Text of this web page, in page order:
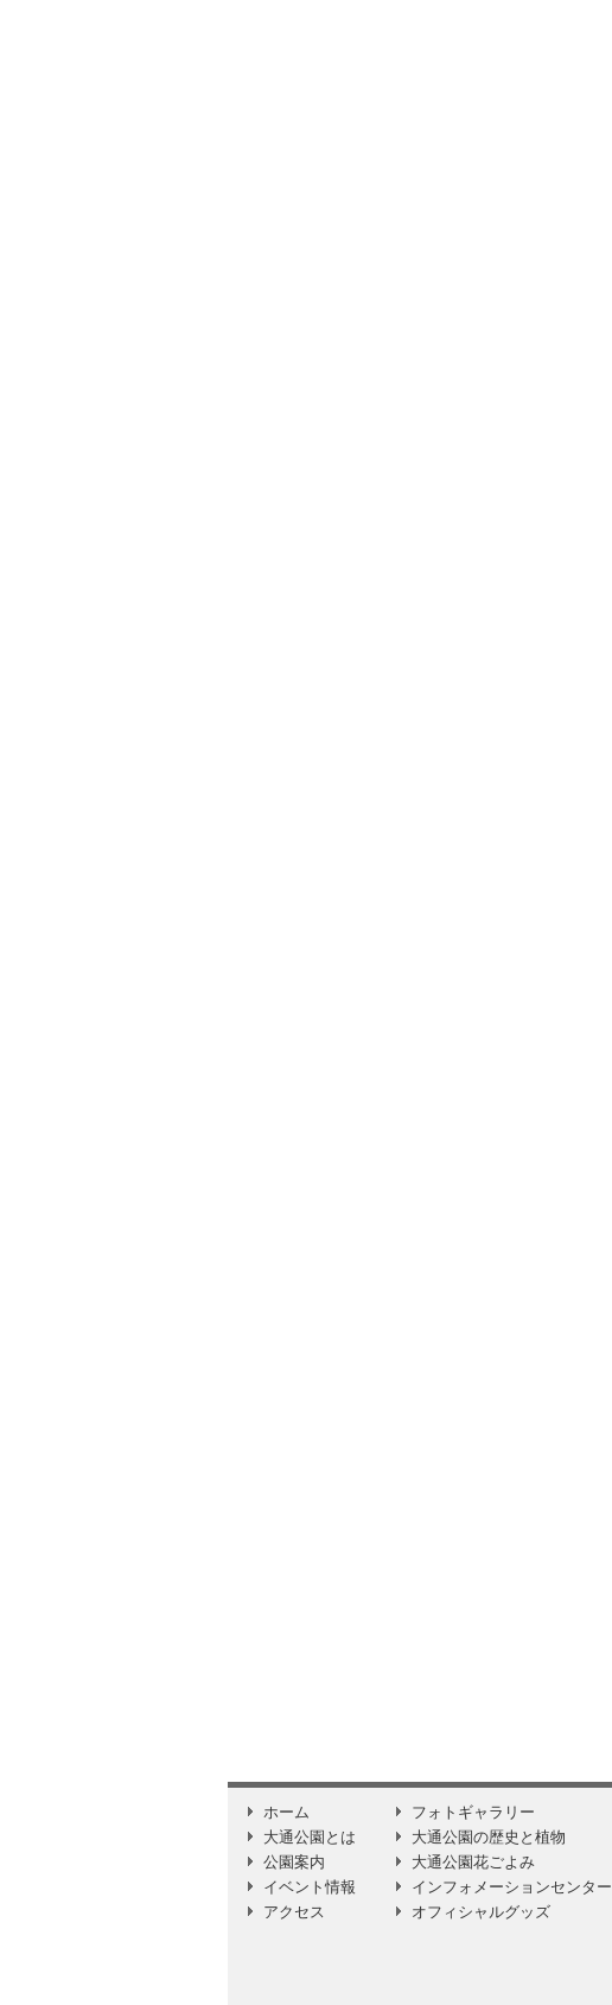
ホーム
大通公園とは
公園案内
イベント情報
アクセス
フォトギャラリー
大通公園の歴史と植物
大通公園花ごよみ
インフォメーションセンター
オフィシャルグッズ